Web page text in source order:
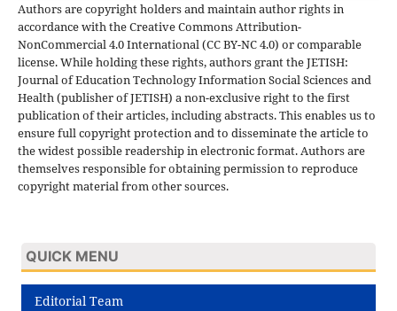
Authors are copyright holders and maintain author rights in
accordance with the Creative Commons Attribution-
NonCommercial 4.0 International (CC BY-NC 4.0) or comparable
license. While holding these rights, authors grant the JETISH:
Journal of Education Technology Information Social Sciences and
Health (publisher of JETISH) a non-exclusive right to the first
publication of their articles, including abstracts. This enables us to
ensure full copyright protection and to disseminate the article to
the widest possible readership in electronic format. Authors are
themselves responsible for obtaining permission to reproduce
copyright material from other sources.
QUICK MENU
Editorial Team